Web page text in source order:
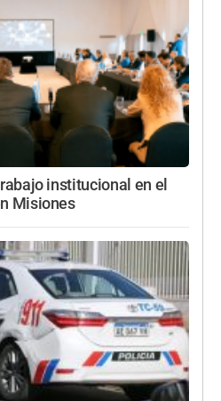
institucional en el
Misiones